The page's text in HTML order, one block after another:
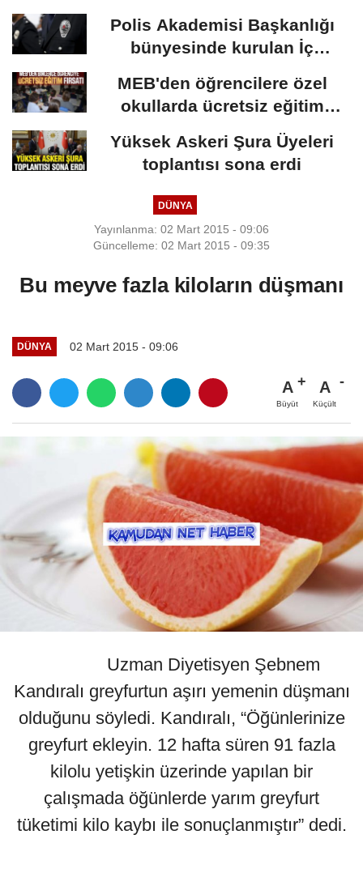
Polis Akademisi Başkanlığı
bünyesinde kurulan İç
MEB'den öğrencilere özel
okullarda ücretsiz eğitim
fırsatı: Başvurular...
Yüksek Askeri Şura Üyeleri
toplantısı sona erdi
DÜNYA
Yayınlanma: 02 Mart 2015 - 09:06
Güncelleme: 02 Mart 2015 - 09:35
Bu meyve fazla kiloların düşmanı
DÜNYA 02 Mart 2015 - 09:06
A
Büyüt
A
Küçült
Uzman Diyetisyen Şebnem
Kandıralı greyfurtun aşırı yemenin düşmanı
olduğunu söyledi. Kandıralı, “Öğünlerinize
greyfurt ekleyin. 12 hafta süren 91 fazla
kilolu yetişkin üzerinde yapılan bir
çalışmada öğünlerde yarım greyfurt
tüketimi kilo kaybı ile sonuçlanmıştır” dedi.